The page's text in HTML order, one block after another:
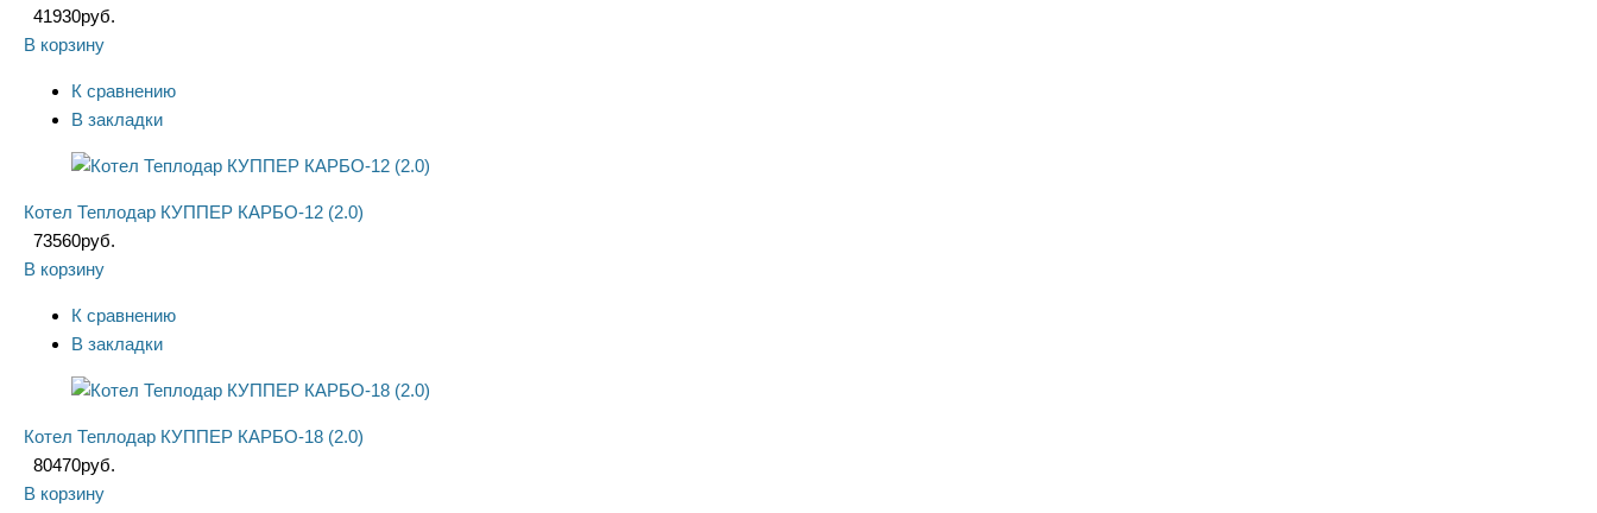
41930руб.
В корзину
К сравнению
В закладки
Котел Теплодар КУППЕР КАРБО-12 (2.0)
73560руб.
В корзину
К сравнению
В закладки
Котел Теплодар КУППЕР КАРБО-18 (2.0)
80470руб.
В корзину